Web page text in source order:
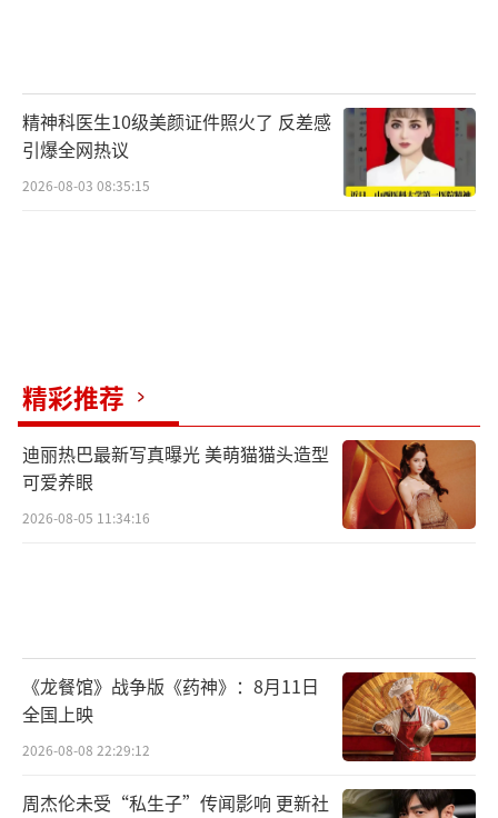
精神科医生10级美颜证件照火了 反差感
引爆全网热议
2026-08-03 08:35:15
精彩推荐
迪丽热巴最新写真曝光 美萌猫猫头造型
可爱养眼
2026-08-05 11:34:16
《龙餐馆》战争版《药神》：8月11日
全国上映
2026-08-08 22:29:12
周杰伦未受“私生子”传闻影响 更新社